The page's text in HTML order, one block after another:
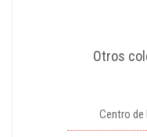
Otros
Centro de